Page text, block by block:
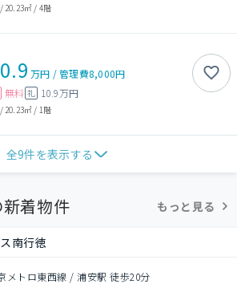
/ 20.23㎡ / 4階
万円 /管理費8,000円
無料 礼 10.9万円
/ 20.23㎡ / 1階
全9件を表示する
着物件 もっと見る
南行徳
メトロ東西線 / 浦安駅 徒歩20分